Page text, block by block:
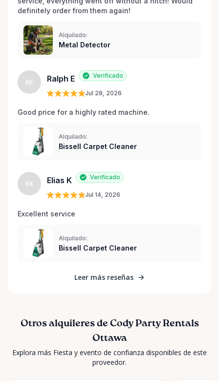
definitely order from them again!
Alquilado:
Metal Detector
RE Ralph E Verificado
Jul 28, 2026
Good price for a highly rated machine.
Alquilado:
Bissell Carpet Cleaner
EK Elias K Verificado
Jul 14, 2026
Excellent service
Alquilado:
Bissell Carpet Cleaner
Leer más reseñas
Otros alquileres de Cody Party Rentals
Ottawa
Explora más Fiesta y evento de confianza disponibles de este
proveedor.